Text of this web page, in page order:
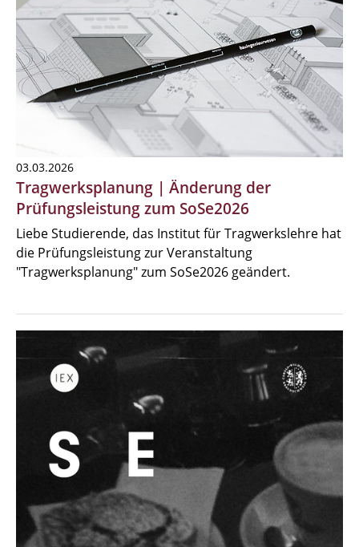
03.03.2026
Tragwerksplanung | Änderung der
Prüfungsleistung zum SoSe2026
Liebe Studierende, das Institut für Tragwerkslehre hat
die Prüfungsleistung zur Veranstaltung
"Tragwerksplanung" zum SoSe2026 geändert.